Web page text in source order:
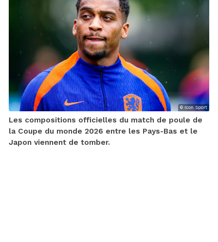
© Icon Sport
Les compositions officielles du match de poule de
la Coupe du monde 2026 entre les Pays-Bas et le
Japon viennent de tomber.